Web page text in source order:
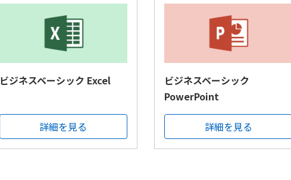
ビジネスベーシック Excel
詳細を見る
ビジネスベーシック
PowerPoint
詳細を見る